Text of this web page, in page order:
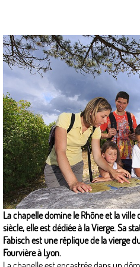
La chapelle domine le Rhône et la ville
siècle, elle est dédiée à la Vierge. Sa
Fabisch est une réplique de la vierge
Fourvière à Lyon.